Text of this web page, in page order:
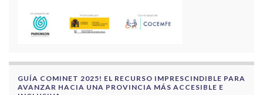
GUÍA COMINET 2025! EL RECURSO IMPRESCINDIBLE PARA
AVANZAR HACIA UNA PROVINCIA MÁS ACCESIBLE E